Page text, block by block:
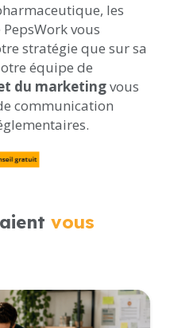
les
vous
stratégie que sur sa
équipe de
du marketingvous
communication
vous